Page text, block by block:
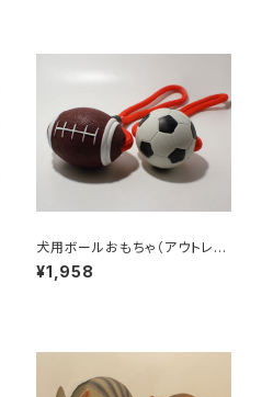
犬用ボールおもちゃ（アウトレッ
ト）／ロープ付きスポーツラバー
ボール
¥1,958